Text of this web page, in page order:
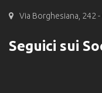
Via Borghesiana, 242
Seguici sui